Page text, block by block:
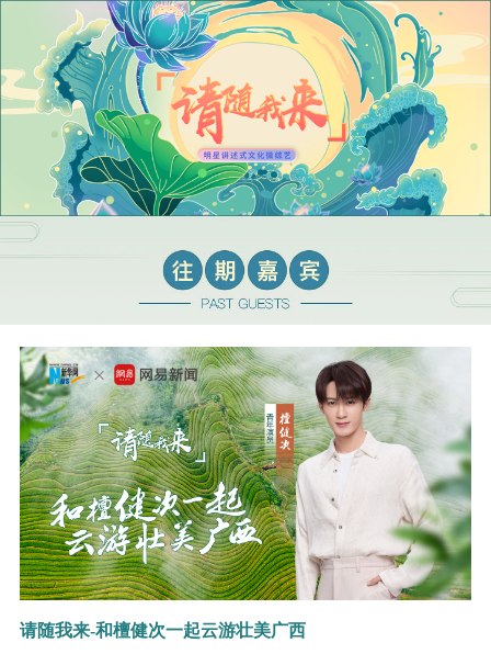
请随我来-和檀健次一起云游壮美广西